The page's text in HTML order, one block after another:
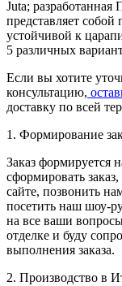
Juta;
представляет
устойчивой к
5 различных
Если вы хотите
консультацию,
доставку по всей
1. Формирование
Заказ формируется
сформировать
сайте, позвонить
посетить наш шоу-
на все ваши
отделке и буду
выполнения заказа.
2. Производство в